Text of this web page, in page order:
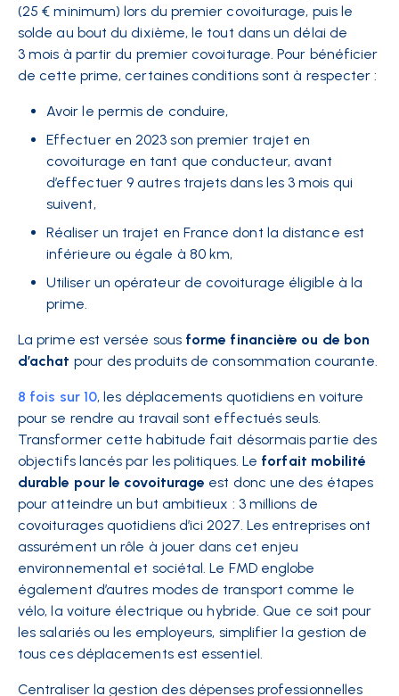
(25 € minimum) lors du premier covoiturage, puis le
solde au bout du dixième, le tout dans un délai de
3 mois à partir du premier covoiturage. Pour bénéficier
de cette prime, certaines conditions sont à respecter :
Avoir le permis de conduire,
Effectuer en 2023 son premier trajet en
covoiturage en tant que conducteur, avant
d’effectuer 9 autres trajets dans les 3 mois qui
suivent,
Réaliser un trajet en France dont la distance est
inférieure ou égale à 80 km,
Utiliser un opérateur de covoiturage éligible à la
prime.
La prime est versée sous forme financière ou de bon
d’achat pour des produits de consommation courante.
8 fois sur 10, les déplacements quotidiens en voiture
pour se rendre au travail sont effectués seuls.
Transformer cette habitude fait désormais partie des
objectifs lancés par les politiques. Le forfait mobilité
durable pour le covoiturage est donc une des étapes
pour atteindre un but ambitieux : 3 millions de
covoiturages quotidiens d’ici 2027. Les entreprises ont
assurément un rôle à jouer dans cet enjeu
environnemental et sociétal. Le FMD englobe
également d’autres modes de transport comme le
vélo, la voiture électrique ou hybride. Que ce soit pour
les salariés ou les employeurs, simplifier la gestion de
tous ces déplacements est essentiel.
Centraliser la gestion des dépenses professionnelles